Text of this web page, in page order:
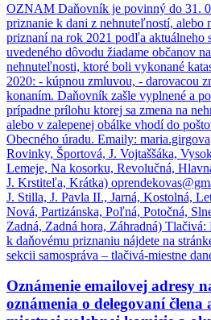
OZNAM Daňovník je povinný do 31.
priznanie k dani z nehnuteľností, alebo
priznaní na rok 2021 podľa aktuálneho
uvedeného dôvodu žiadame občanov
nehnuteľnosti, ktoré boli vykonané
2020: - kúpnou zmluvou, - darovacou
konaním. Daňovník zašle vyplnené a
prípadne prílohu ktorej sa zmena na
alebo v zalepenej obálke vhodí do
Obecného úradu. Emaily:
Rovinky, Športová, J. Vojtaššáka,
Lemeje, Na kosorku, Revolučná,
J. Krstiteľa, Krátka)
J. Stilla, J. Pavla II., Jarná, Kostolná,
Nová, Partizánska, Poľná, Potočná,
Zadná, Zadná hora, Záhradná)
k daňovému priznaniu nájdete na
sekcii samospráva – tlačivá-miestne
Oznámenie emailovej adresy
oznámenia o delegovaní